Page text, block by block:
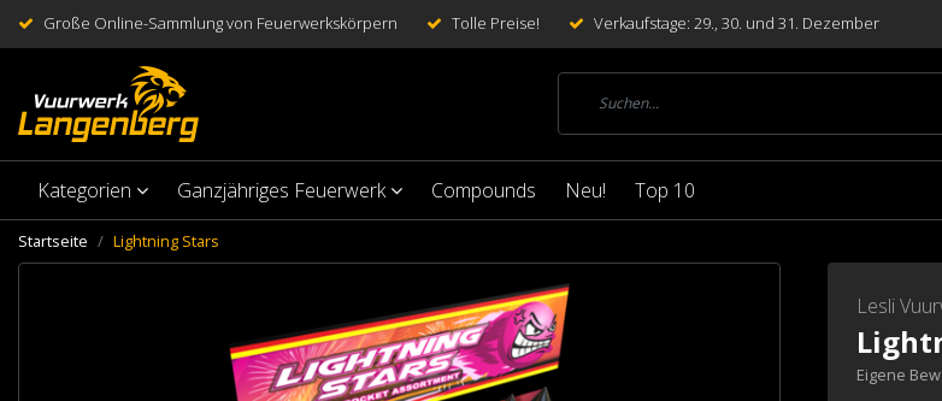
Große Online-Sammlung von Feuerwerkskörpern Tolle Preise! Verkaufstage: 29., 30. und 31. Dezember
Kategorien Ganzjähriges Feuerwerk Compounds Neu! Top 10
Startseite Lightning Stars
Lesli
Eigene